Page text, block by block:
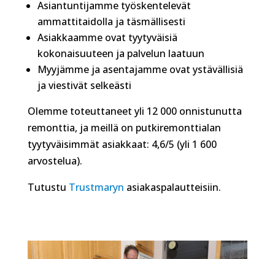
Asiantuntijamme työskentelevät
ammattitaidolla ja täsmällisesti
Asiakkaamme ovat tyytyväisiä
kokonaisuuteen ja palvelun laatuun
Myyjämme ja asentajamme ovat ystävällisiä
ja viestivät selkeästi
Olemme toteuttaneet yli 12 000 onnistunutta
remonttia, ja meillä on putkiremonttialan
tyytyväisimmät asiakkaat: 4,6/5 (yli 1 600
arvostelua).
Tutustu Trustmaryn asiakaspalautteisiin.